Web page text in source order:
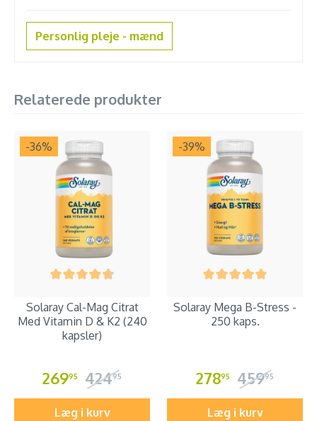
Personlig pleje - mænd
Relaterede produkter
-36%
Solaray Cal-Mag Citrat
Med Vitamin D & K2 (240
kapsler)
26995 42495
Læg i kurv
-39%
Solaray Mega B-Stress -
250 kaps.
27895 45995
Læg i kurv